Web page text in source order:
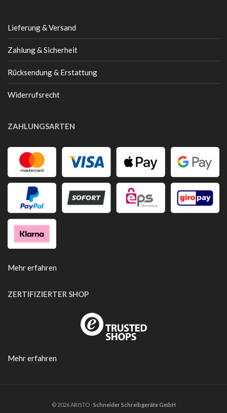
Lieferung & Versand
Zahlung & Sicherheit
Rücksendung & Erstattung
Widerrufsrecht
ZAHLUNGSARTEN
Mehr erfahren
ZERTIFIZIERTER SHOP
Mehr erfahren
© 2026 ARISTO · Schneider Schreibgeräte GmbH